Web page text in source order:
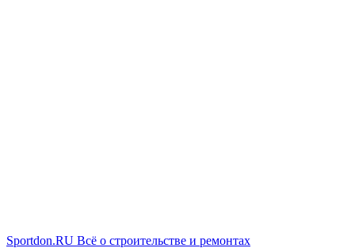
Sportdon.RU Всё о строительстве и ремонтах